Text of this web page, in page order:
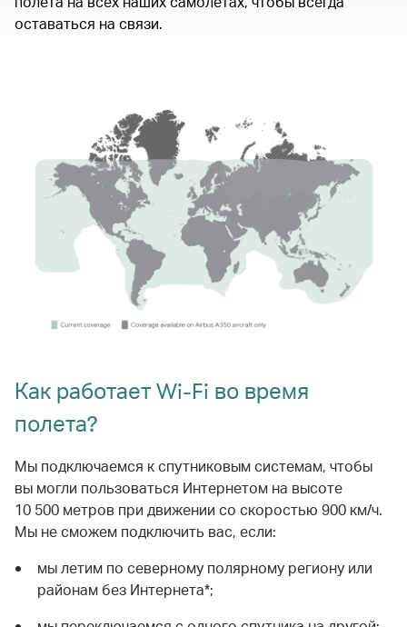
оставаться на связи.
Как работает Wi-Fi во время
полета?
Мы подключаемся к спутниковым системам, чтобы
вы могли пользоваться Интернетом на высоте
10 500 метров при движении со скоростью 900 км/ч.
Мы не сможем подключить вас, если:
мы летим по северному полярному региону или
районам без Интернета*;